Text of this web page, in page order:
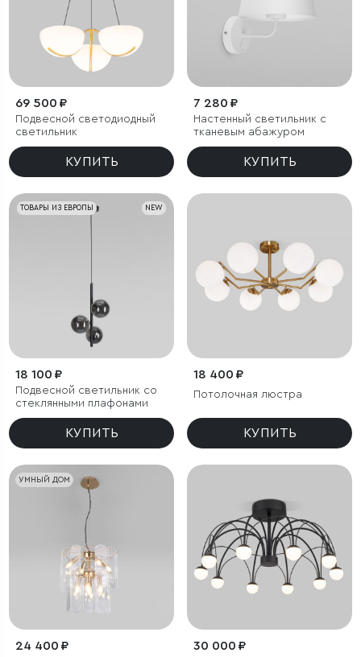
69 500 ₽
Подвесной светодиодный
светильник
КУПИТЬ
7 280 ₽
Настенный светильник с
тканевым абажуром
КУПИТЬ
NEW
ТОВАРЫ ИЗ ЕВРОПЫ
18 100 ₽
Подвесной светильник со
стеклянными плафонами
КУПИТЬ
18 400 ₽
Потолочная люстра
КУПИТЬ
УМНЫЙ ДОМ
24 400 ₽ 30 000 ₽